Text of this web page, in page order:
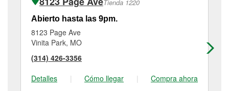
Tienda 1220
Abierto hasta las 9pm.
8123 Page Ave
Vinita Park, MO
(314) 426-3356
Detalles
| Cómo llegar | Compra ahora